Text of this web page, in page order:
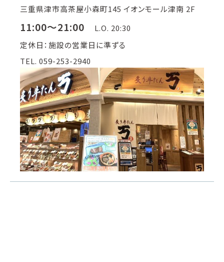
三重県津市高茶屋小森町145 イオンモール津南 2F
11:00～21:00
L.O. 20:30
定休日：施設の営業日に準ずる
TEL. 059-253-2940